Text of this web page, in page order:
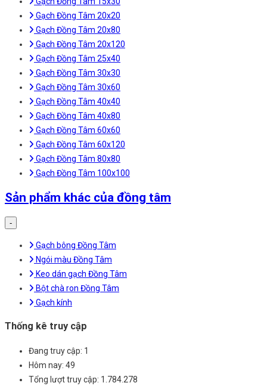
Gạch Đồng Tâm 20x20
Gạch Đồng Tâm 20x80
Gạch Đồng Tâm 20x120
Gạch Đồng Tâm 25x40
Gạch Đồng Tâm 30x30
Gạch Đồng Tâm 30x60
Gạch Đồng Tâm 40x40
Gạch Đồng Tâm 40x80
Gạch Đồng Tâm 60x60
Gạch Đồng Tâm 60x120
Gạch Đồng Tâm 80x80
Gạch Đồng Tâm 100x100
Sản phẩm khác của đồng tâm
-
Gạch bông Đồng Tâm
Ngói màu Đồng Tâm
Keo dán gạch Đồng Tâm
Bột chà ron Đồng Tâm
Gạch kính
Thống kê truy cập
Đang truy cập: 1
Hôm nay: 49
Tổng lượt truy cập: 1.784.278